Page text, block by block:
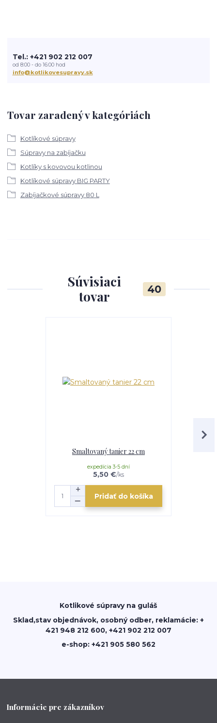
Tovar zaradený v kategóriách
Kotlíkové súpravy
Súpravy na zabíjačku
Kotlíky s kovovou kotlinou
Kotlíkové súpravy BIG PARTY
Zabíjačkové súpravy 80 L
Tel.: +421 902 212 007
od 8:00 - do 16:00 hod
info@kotlikovesupravy.sk
Súvisiaci
tovar
40
Smaltovaný tanier 22 cm
5,50 €/ks
expedícia 3-5 dní
Pridať do košíka
Kotlikové súpravy na guláš
Sklad,stav objednávok, osobný odber, reklamácie: +
421 948 212 600, +421 902 212 007
e-shop: +421 905 580 562
Informácie pre zákazníkov